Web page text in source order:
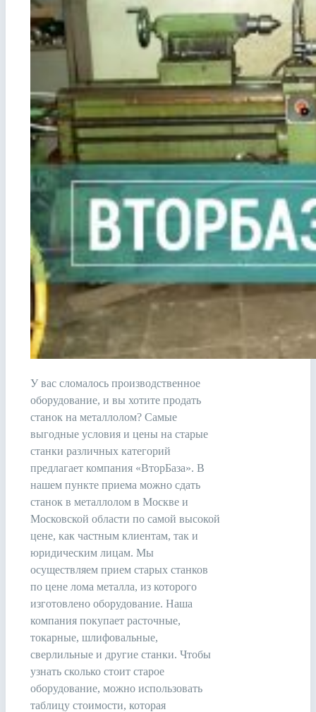
У вас сломалось производственное
оборудование, и вы хотите продать
станок на металлолом? Самые
выгодные условия и цены на старые
станки различных категорий
предлагает компания «ВторБаза». В
нашем пункте приема можно сдать
станок в металлолом в Москве и
Московской области по самой высокой
цене, как частным клиентам, так и
юридическим лицам. Мы
осуществляем прием старых станков
по цене лома металла, из которого
изготовлено оборудование. Наша
компания покупает расточные,
токарные, шлифовальные,
сверлильные и другие станки. Чтобы
узнать сколько стоит старое
оборудование, можно использовать
таблицу стоимости, которая